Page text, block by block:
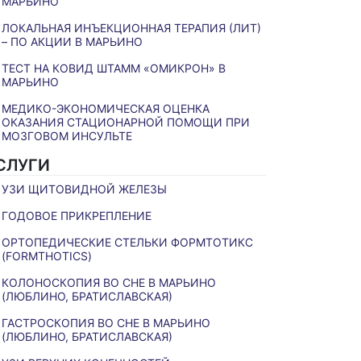
ЛОКАЛЬНАЯ ИНЪЕКЦИОННАЯ ТЕРАПИЯ (ЛИТ)
– ПО АКЦИИ В МАРЬИНО
ТЕСТ НА КОВИД ШТАММ «ОМИКРОН» В
МАРЬИНО
МЕДИКО-ЭКОНОМИЧЕСКАЯ ОЦЕНКА
ОКАЗАНИЯ СТАЦИОНАРНОЙ ПОМОЩИ ПРИ
МОЗГОВОМ ИНСУЛЬТЕ
УЗИ ЩИТОВИДНОЙ ЖЕЛЕЗЫ
ГОДОВОЕ ПРИКРЕПЛЕНИЕ
ОРТОПЕДИЧЕСКИЕ СТЕЛЬКИ ФОРМТОТИКС
(FORMTHOTICS)
КОЛОНОСКОПИЯ ВО СНЕ В МАРЬИНО
(ЛЮБЛИНО, БРАТИСЛАВСКАЯ)
ГАСТРОСКОПИЯ ВО СНЕ В МАРЬИНО
(ЛЮБЛИНО, БРАТИСЛАВСКАЯ)